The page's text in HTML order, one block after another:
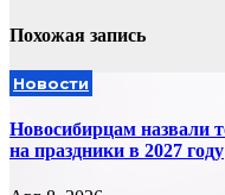
Похожая запись
Новости
Новосибирцам назвали
на праздники в 2027 году